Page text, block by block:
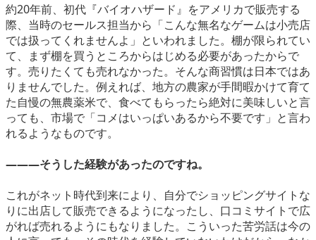
約20年前、初代『バイオハザード』をアメリカで販売する
際、当時のセールス担当から「こんな無名なゲームは小売店
では扱ってくれませんよ」といわれました。棚が限られてい
て、まず棚を買うところからはじめる必要があったからで
す。売りたくても売れなかった。そんな商習慣は日本ではあ
りませんでした。例えれば、地方の農家が手間暇かけて育て
た自慢の無農薬米で、食べてもらったら絶対に美味しいと言
っても、市場で「コメはいっぱいあるから不要です」と言わ
れるようなものです。
―――そうした経験があったのですね。
これがネット時代到来により、自分でショッピングサイトな
りに出店して販売できるようになったし、口コミサイトで広
がれば売れるようにもなりました。こういった苦労話は今の